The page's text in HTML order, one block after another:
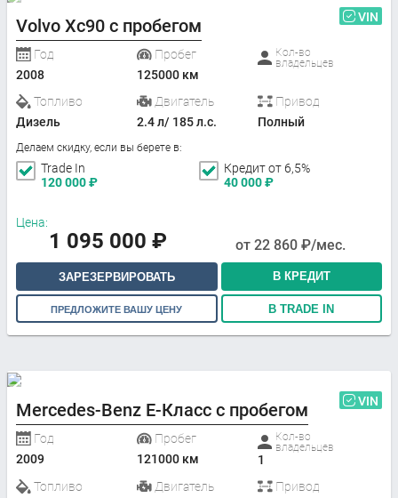
Volvo Xc90 с пробегом VIN
Год
2008
Пробег
125000 км
Кол-во
владельцев
Топливо
Дизель
Двигатель
2.4 л/ 185 л.с.
Привод
Полный
Делаем скидку, если вы берете в:
Trade In
120 000₽
Кредит от 6,5%
40 000₽
Цена:
1 095 000 ₽ от 22 860 ₽/мес.
ЗАРЕЗЕРВИРОВАТЬ В КРЕДИТ
ПРЕДЛОЖИТЕ ВАШУ ЦЕНУ В TRADE IN
Mercedes-Benz E-Класс с пробегом VIN
Год
2009
Пробег
121000 км
Кол-во
владельцев
1
Топливо
Двигатель
Привод